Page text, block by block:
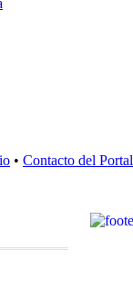
• Contacto del Portal